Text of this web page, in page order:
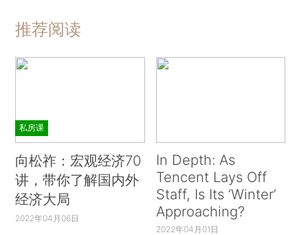
推荐阅读
私房课
向松祚：宏观经济70
讲，带你了解国内外
经济大局
2022年04月06日
In Depth: As
Tencent Lays Off
Staff, Is Its ‘Winter’
Approaching?
2022年04月01日